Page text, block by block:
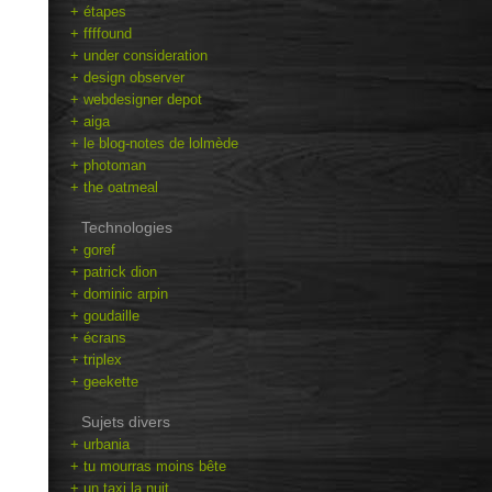
+ étapes
+ ffffound
+ under consideration
+ design observer
+ webdesigner depot
+ aiga
+ le blog-notes de lolmède
+ photoman
+ the oatmeal
Technologies
+ goref
+ patrick dion
+ dominic arpin
+ goudaille
+ écrans
+ triplex
+ geekette
Sujets divers
+ urbania
+ tu mourras moins bête
+ un taxi la nuit